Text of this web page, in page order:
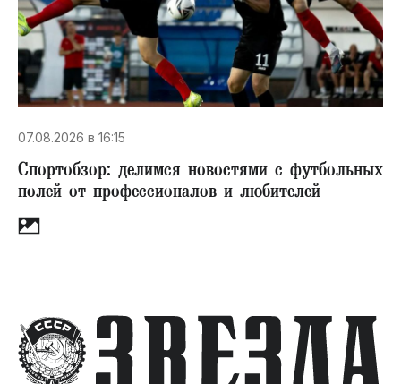
07.08.2026 в 16:15
Спортобзор: делимся новостями с футбольных
полей от профессионалов и любителей